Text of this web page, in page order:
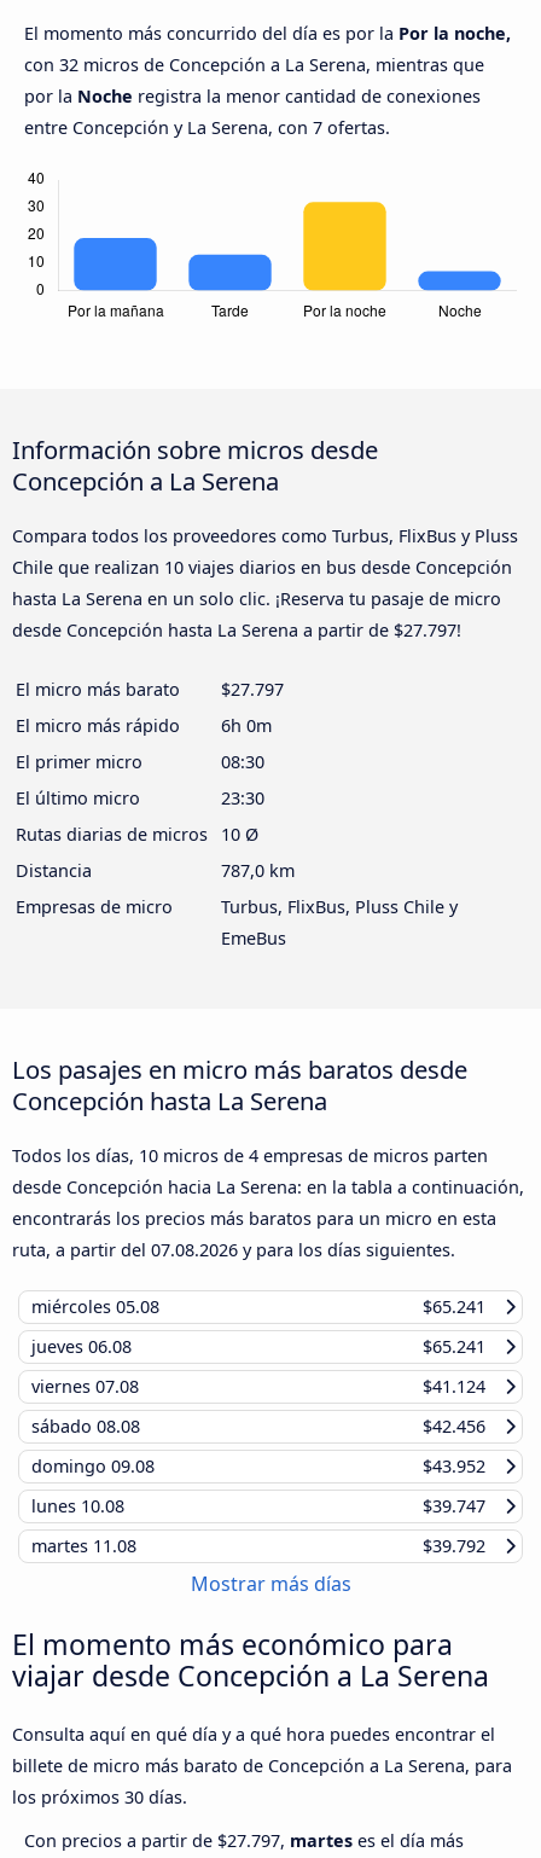
El momento más concurrido del día es por la Por la noche,
con 32 micros de Concepción a La Serena, mientras que
por la Noche registra la menor cantidad de conexiones
entre Concepción y La Serena, con 7 ofertas.
Información sobre micros desde
Concepción a La Serena
Compara todos los proveedores como Turbus, FlixBus y Pluss
Chile que realizan 10 viajes diarios en bus desde Concepción
hasta La Serena en un solo clic. ¡Reserva tu pasaje de micro
desde Concepción hasta La Serena a partir de $27.797!
El micro más barato
$27.797
El micro más rápido
6h 0m
El primer micro
08:30
El último micro
23:30
Rutas diarias de micros
10 Ø
Distancia
787,0 km
Empresas de micro
Turbus, FlixBus, Pluss Chile y
EmeBus
Los pasajes en micro más baratos desde
Concepción hasta La Serena
Todos los días, 10 micros de 4 empresas de micros parten
desde Concepción hacia La Serena: en la tabla a continuación,
encontrarás los precios más baratos para un micro en esta
ruta, a partir del 07.08.2026 y para los días siguientes.
miércoles 05.08
$65.241
jueves 06.08
$65.241
viernes 07.08
$41.124
sábado 08.08
$42.456
domingo 09.08
$43.952
lunes 10.08
$39.747
martes 11.08 $39.792
Mostrar más días
El momento más económico para
viajar desde Concepción a La Serena
Consulta aquí en qué día y a qué hora puedes encontrar el
billete de micro más barato de Concepción a La Serena, para
los próximos 30 días.
Con precios a partir de $27.797, martes es el día más